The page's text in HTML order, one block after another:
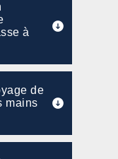
à
de
mains